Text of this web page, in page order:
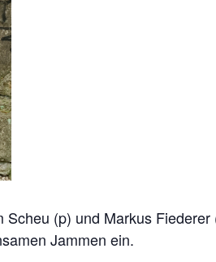
(p) und Markus Fiederer
Jammen ein.